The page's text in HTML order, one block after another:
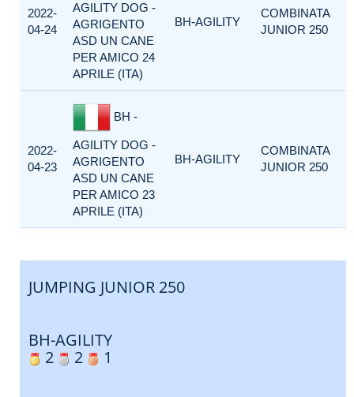
2022-
04-24
AGILITY DOG -
AGRIGENTO
ASD UN CANE
PER AMICO 24
APRILE (ITA)
BH-AGILITY
COMBINATA
JUNIOR 250
2022-
04-23
BH -
AGILITY DOG -
AGRIGENTO
ASD UN CANE
PER AMICO 23
APRILE (ITA)
BH-AGILITY
COMBINATA
JUNIOR 250
JUMPING JUNIOR 250
BH-AGILITY
2
2 1